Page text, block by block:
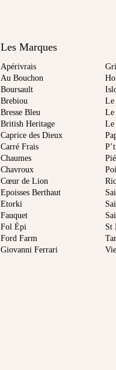
Les Marques
Apérivrais
Au Bouchon
Boursault
Brebiou
Bresse Bleu
British Heritage
Caprice des Dieux
Carré Frais
Chaumes
Chavroux
Cœur de Lion
Epoisses Berthaut
Etorki
Fauquet
Fol Épi
Ford Farm
Giovanni Ferrari
Le
Le
Le
St